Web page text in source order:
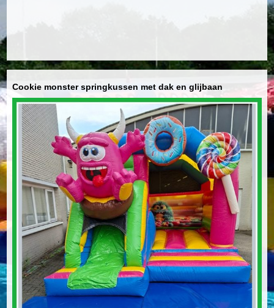
Cookie monster springkussen met dak en glijbaan